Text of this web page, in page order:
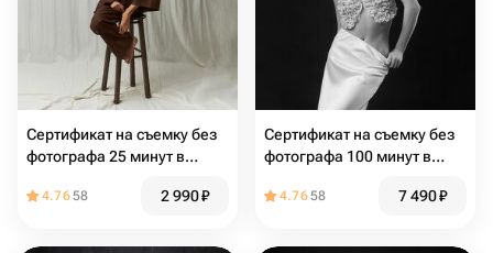
Сертификат на съемку без
фотографа 25 минут в
Nocamera
4.7658 2 990₽
Сертификат на съемку без
фотографа 100 минут в
Nocamera
4.7658 7 490₽